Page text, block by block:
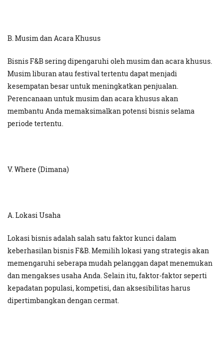
B. Musim dan Acara Khusus
Bisnis F&B sering dipengaruhi oleh musim dan acara khusus.
Musim liburan atau festival tertentu dapat menjadi
kesempatan besar untuk meningkatkan penjualan.
Perencanaan untuk musim dan acara khusus akan
membantu Anda memaksimalkan potensi bisnis selama
periode tertentu.
V. Where (Dimana)
A. Lokasi Usaha
Lokasi bisnis adalah salah satu faktor kunci dalam
keberhasilan bisnis F&B. Memilih lokasi yang strategis akan
memengaruhi seberapa mudah pelanggan dapat menemukan
dan mengakses usaha Anda. Selain itu, faktor-faktor seperti
kepadatan populasi, kompetisi, dan aksesibilitas harus
dipertimbangkan dengan cermat.